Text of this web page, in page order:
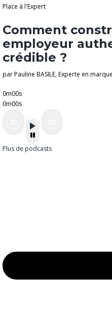
Place à l'Expert
Comment
employeur
crédible ?
par Pauline BASILE, Experte en
0m00s
0m00s
Plus de podcasts